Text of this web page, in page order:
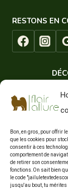
Bon, en gros, pour offrir
que les cookies pour
consentir à ces
comportement de
de retirer son
fonctions.On sait bien
le code
jusqu'au bout, tu mérites
RESTONS EN